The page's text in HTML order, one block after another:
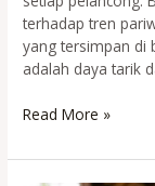
terhadap tren
yang tersimpan di
adalah daya tarik
Kacang
vs
Kacang
Read More »